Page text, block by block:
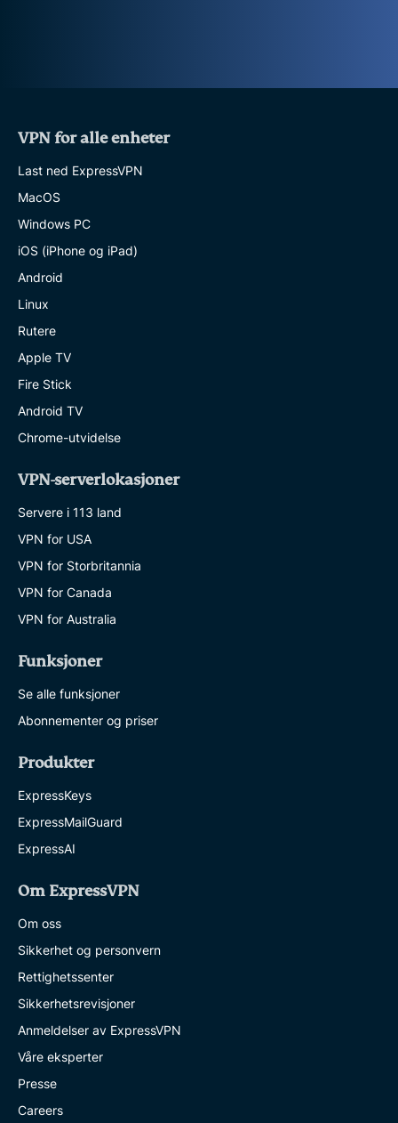
VPN for alle enheter
Last ned ExpressVPN
MacOS
Windows PC
iOS (iPhone og iPad)
Android
Linux
Rutere
Apple TV
Fire Stick
Android TV
Chrome-utvidelse
VPN-serverlokasjoner
Servere i 113 land
VPN for USA
VPN for Storbritannia
VPN for Canada
VPN for Australia
Funksjoner
Se alle funksjoner
Abonnementer og priser
Produkter
ExpressKeys
ExpressMailGuard
ExpressAI
Om ExpressVPN
Om oss
Sikkerhet og personvern
Rettighetssenter
Sikkerhetsrevisjoner
Anmeldelser av ExpressVPN
Våre eksperter
Presse
Careers